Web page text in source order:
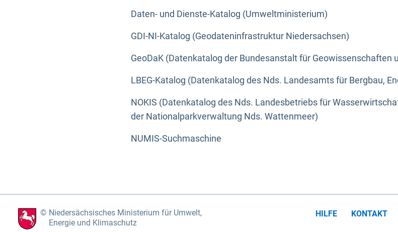
Daten- und Dienste-Katalog (Umweltministerium)
GDI-NI-Katalog (Geodateninfrastruktur Niedersachsen)
GeoDaK (Datenkatalog der Bundesanstalt für Geowissenschaften
LBEG-Katalog (Datenkatalog des Nds. Landesamts für Bergbau,
NOKIS (Datenkatalog des Nds. Landesbetriebs für
der Nationalparkverwaltung Nds. Wattenmeer)
NUMIS-Suchmaschine
Niedersächsisches Ministerium für Umwelt,
Energie und Klimaschutz
HILFE KONTAKT